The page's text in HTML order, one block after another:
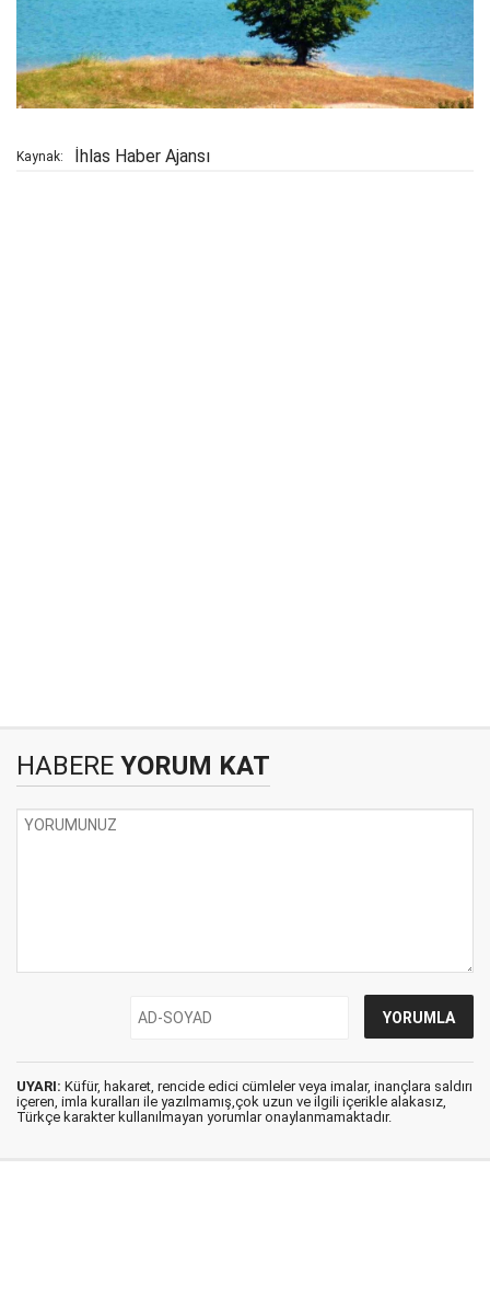
Kaynak: İhlas Haber Ajansı
HABERE YORUM KAT
UYARI: Küfür, hakaret, rencide edici cümleler veya imalar, inançlara saldırı
içeren, imla kuralları ile yazılmamış,çok uzun ve ilgili içerikle alakasız,
Türkçe karakter kullanılmayan yorumlar onaylanmamaktadır.